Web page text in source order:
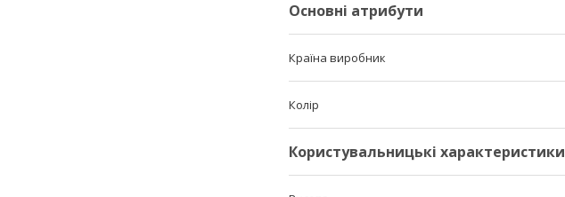
Основні атрибути
Країна виробник
Колір
Користувальницькі характеристики